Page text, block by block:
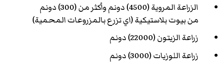
الزراعة المروية (4500) دونم وأكثر من (300) دونم
من بيوت بلاستيكية (اي تزرع بالمزروعات المحمية)
زراعة الزيتون (22000) دونم
زراعة اللوزيات (3000) دونم